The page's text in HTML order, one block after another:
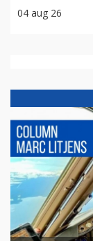
04 aug 26